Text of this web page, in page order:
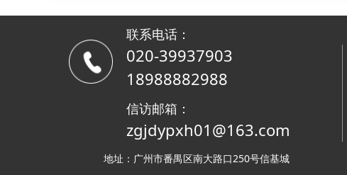
联系电话：
020-39937903
18988882988
信访邮箱：
zgjdypxh01@163.com
地址：广州市番禺区南大路口250号信基城